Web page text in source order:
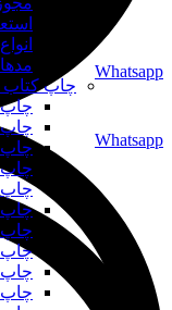
Whatsapp
Whatsapp
چاپ کتاب
چاپ
چاپ
چاپ
چاپ
چاپ
چاپ
چاپ